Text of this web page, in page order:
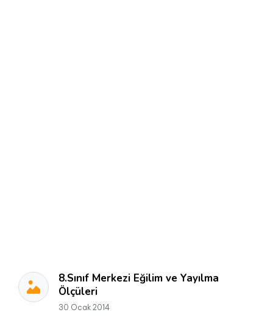
8.Sınıf Merkezi Eğilim ve Yayılma
Ölçüleri
30 Ocak 2014